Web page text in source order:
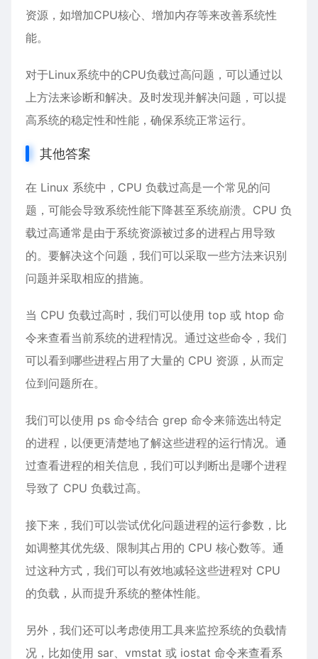
资源，如增加CPU核心、增加内存等来改善系统性
能。
对于Linux系统中的CPU负载过高问题，可以通过以
上方法来诊断和解决。及时发现并解决问题，可以提
高系统的稳定性和性能，确保系统正常运行。
其他答案
在 Linux 系统中，CPU 负载过高是一个常见的问
题，可能会导致系统性能下降甚至系统崩溃。CPU 负
载过高通常是由于系统资源被过多的进程占用导致
的。要解决这个问题，我们可以采取一些方法来识别
问题并采取相应的措施。
当 CPU 负载过高时，我们可以使用 top 或 htop 命
令来查看当前系统的进程情况。通过这些命令，我们
可以看到哪些进程占用了大量的 CPU 资源，从而定
位到问题所在。
我们可以使用 ps 命令结合 grep 命令来筛选出特定
的进程，以便更清楚地了解这些进程的运行情况。通
过查看进程的相关信息，我们可以判断出是哪个进程
导致了 CPU 负载过高。
接下来，我们可以尝试优化问题进程的运行参数，比
如调整其优先级、限制其占用的 CPU 核心数等。通
过这种方式，我们可以有效地减轻这些进程对 CPU
的负载，从而提升系统的整体性能。
另外，我们还可以考虑使用工具来监控系统的负载情
况，比如使用 sar、vmstat 或 iostat 命令来查看系